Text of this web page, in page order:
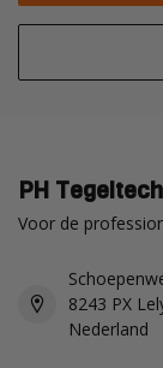
PH
Voor de
8243 PX
Nederland